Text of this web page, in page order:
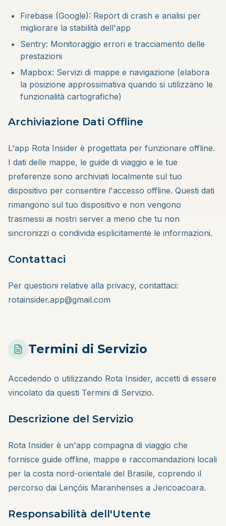
Firebase (Google): Report di crash e analisi per
migliorare la stabilità dell'app
Sentry: Monitoraggio errori e tracciamento delle
prestazioni
Mapbox: Servizi di mappe e navigazione (elabora
la posizione approssimativa quando si utilizzano le
funzionalità cartografiche)
Archiviazione Dati Offline
L'app Rota Insider è progettata per funzionare offline.
I dati delle mappe, le guide di viaggio e le tue
preferenze sono archiviati localmente sul tuo
dispositivo per consentire l'accesso offline. Questi dati
rimangono sul tuo dispositivo e non vengono
trasmessi ai nostri server a meno che tu non
sincronizzi o condivida esplicitamente le informazioni.
Contattaci
Per questioni relative alla privacy, contattaci:
rotainsider.app@gmail.com
Termini di Servizio
Accedendo o utilizzando Rota Insider, accetti di essere
vincolato da questi Termini di Servizio.
Descrizione del Servizio
Rota Insider è un'app compagna di viaggio che
fornisce guide offline, mappe e raccomandazioni locali
per la costa nord-orientale del Brasile, coprendo il
percorso dai Lençóis Maranhenses a Jericoacoara.
Responsabilità dell'Utente